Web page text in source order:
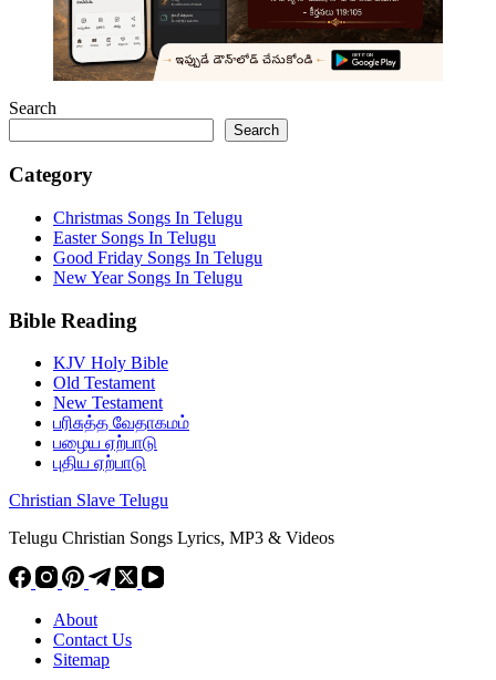
Search
Search
Category
Christmas Songs In Telugu
Easter Songs In Telugu
Good Friday Songs In Telugu
New Year Songs In Telugu
Bible Reading
KJV Holy Bible
Old Testament
New Testament
பரிசுத்த வேதாகமம்
பழைய ஏற்பாடு
புதிய ஏற்பாடு
Christian Slave Telugu
Telugu Christian Songs Lyrics, MP3 & Videos
About
Contact Us
Sitemap